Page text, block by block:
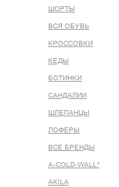
ШОРТЫ
ВСЯ ОБУВЬ
КРОССОВКИ
КЕДЫ
БОТИНКИ
САНДАЛИИ
ШЛЕПАНЦЫ
ЛОФЕРЫ
ВСЕ БРЕНДЫ
A-COLD-WALL*
AKILA